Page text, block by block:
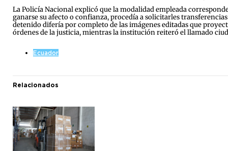
La Policía Nacional explicó que la modalidad empleada
ganarse su afecto o confianza, procedía a solicitarles
detenido difería por completo de las imágenes editadas que
órdenes de la justicia, mientras la institución reiteró el llamado
Ecuador
Relacionados